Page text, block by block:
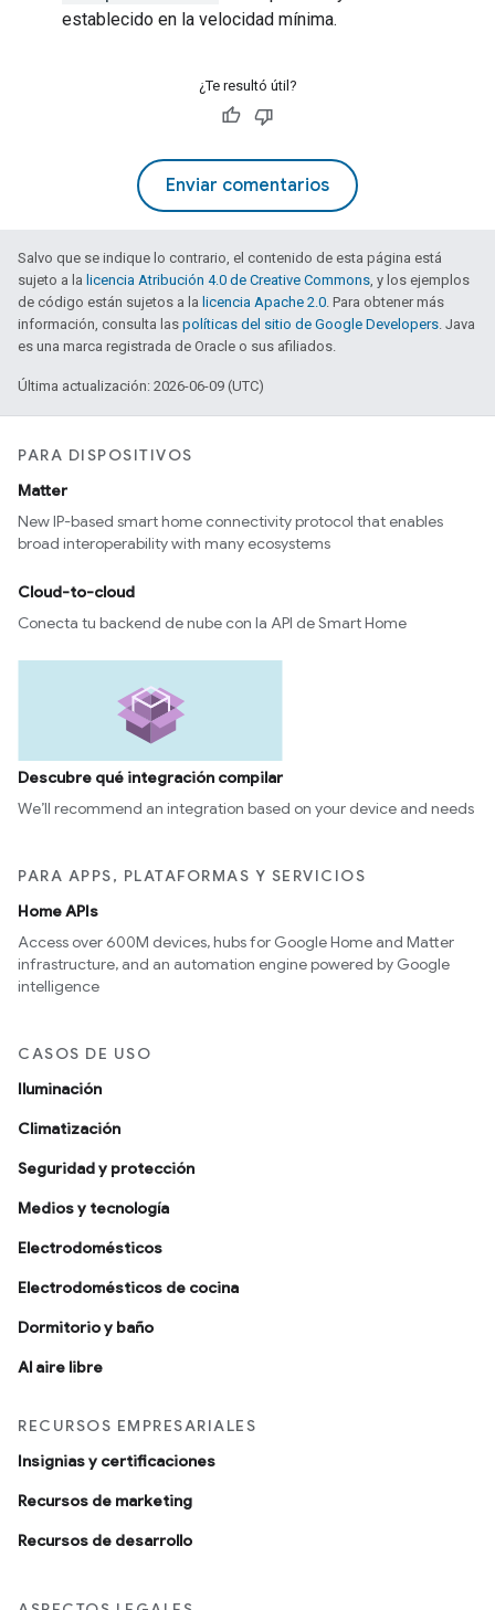
establecido en la velocidad mínima.
¿Te resultó útil?
Enviar comentarios
Salvo que se indique lo contrario, el contenido de esta página está
sujeto a la licencia Atribución 4.0 de Creative Commons, y los ejemplos
de código están sujetos a la licencia Apache 2.0. Para obtener más
información, consulta las políticas del sitio de Google Developers. Java
es una marca registrada de Oracle o sus afiliados.
Última actualización: 2026-06-09 (UTC)
PARA DISPOSITIVOS
Matter
New IP-based smart home connectivity protocol that enables
broad interoperability with many ecosystems
Cloud-to-cloud
Conecta tu backend de nube con la API de Smart Home
Descubre qué integración compilar
We’ll recommend an integration based on your device and needs
PARA APPS, PLATAFORMAS Y SERVICIOS
Home APIs
Access over 600M devices, hubs for Google Home and Matter
infrastructure, and an automation engine powered by Google
intelligence
CASOS DE USO
Iluminación
Climatización
Seguridad y protección
Medios y tecnología
Electrodomésticos
Electrodomésticos de cocina
Dormitorio y baño
Al aire libre
RECURSOS EMPRESARIALES
Insignias y certificaciones
Recursos de marketing
Recursos de desarrollo